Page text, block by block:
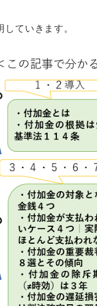
ていきます。